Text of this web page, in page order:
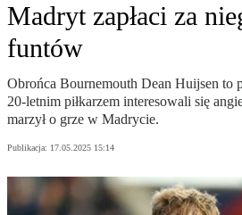
Madryt zapłaci za
funtów
Obrońca Bournemouth Dean Huijsen to
20-letnim piłkarzem interesowali się
marzył o grze w Madrycie.
Publikacja: 17.05.2025 15:14